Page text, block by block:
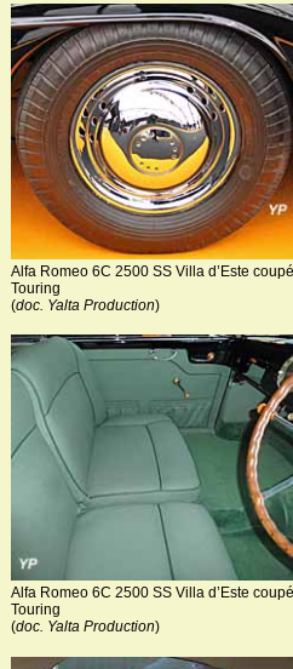
Alfa Romeo 6C 2500 SS Villa d’Este coupé
Touring
(doc. Yalta Production)
Alfa Romeo 6C 2500 SS Villa d’Este coupé
Touring
(doc. Yalta Production)